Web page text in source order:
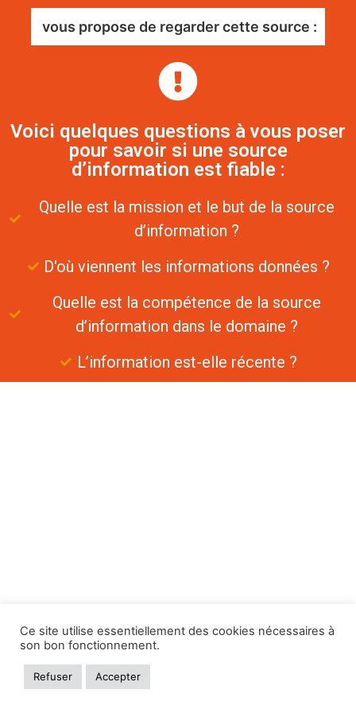
vous propose de regarder cette source :
Voici quelques questions à vous poser
pour savoir si une source
d’information est fiable :
Quelle est la mission et le but de la source
d’information ?
D'où viennent les informations données ?
Quelle est la compétence de la source
d’information dans le domaine ?
L’information est-elle récente ?
Ce site utilise essentiellement des cookies nécessaires à
son bon fonctionnement.
Refuser Accepter